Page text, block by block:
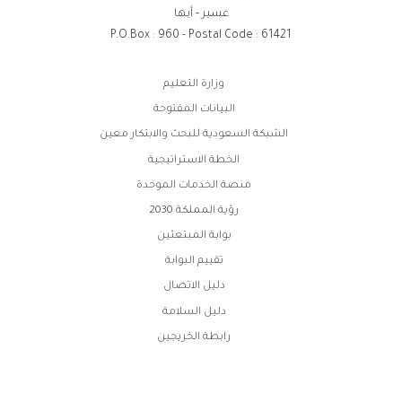
عسير - أبها
P.O.Box : 960 - Postal Code : 61421
وزارة التعليم
البيانات المفتوحة
الشبكة السعودية للبحث والابتكار معين
الخطة الاستراتيجية
منصة الخدمات الموحدة
رؤية المملكة 2030
بوابة المبتعثين
تقييم البوابة
دليل الاتصال
دليل السلامة
رابطة الخريجين